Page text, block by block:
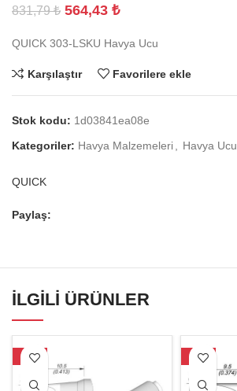
831,79₺ 564,43 ₺
QUICK 303-LSKU Havya Ucu
Karşılaştır Favorilere ekle
Stok kodu: 1d03841ea08e
Kategoriler: Havya Malzemeleri Havya Ucu
QUICK
Paylaş:
İLGILI ÜRÜNLER
-27% -27%